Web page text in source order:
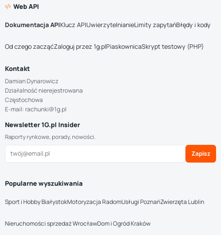
Web API
Dokumentacja APIKlucz APIUwierzytelnianieLimity zapytańBłędy i kody
Od czego zacząćZaloguj przez 1g.plPiaskownicaSkrypt testowy (PHP)
Kontakt
Damian Dynarowicz
Działalność nierejestrowana
Częstochowa
E-mail: rachunki@1g.pl
Newsletter 1G.pl Insider
Raporty rynkowe, porady, nowości.
Zapisz
Popularne wyszukiwania
Sport i Hobby BiałystokMotoryzacja RadomUsługi PoznańZwierzęta Lublin
Nieruchomości sprzedaż WrocławDom i Ogród Kraków